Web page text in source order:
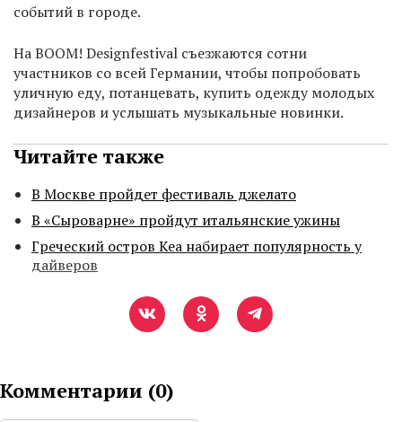
событий в городе.
На BOOM! Designfestival съезжаются сотни
участников со всей Германии, чтобы попробовать
уличную еду, потанцевать, купить одежду молодых
дизайнеров и услышать музыкальные новинки.
Читайте также
В Москве пройдет фестиваль джелато
В «Сыроварне» пройдут итальянские ужины
Греческий остров Кеа набирает популярность у
дайверов
Комментарии (0)